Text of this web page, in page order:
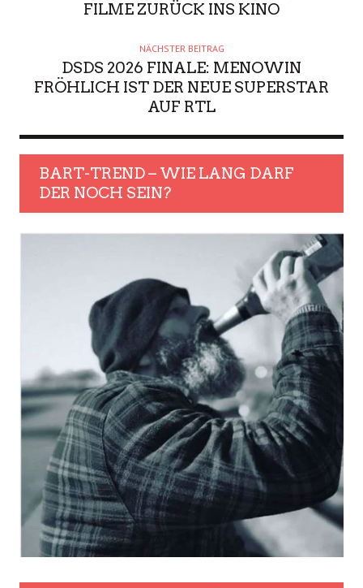
FILME ZURÜCK INS KINO
NÄCHSTER BEITRAG
DSDS 2026 FINALE: MENOWIN
FRÖHLICH IST DER NEUE SUPERSTAR
AUF RTL
BART-TREND – WIE LANG DARF
DER NOCH SEIN?